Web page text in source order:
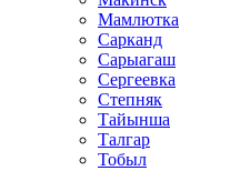
Мамлютка
Сарканд
Сарыагаш
Сергеевка
Степняк
Тайынша
Талгар
Тобыл